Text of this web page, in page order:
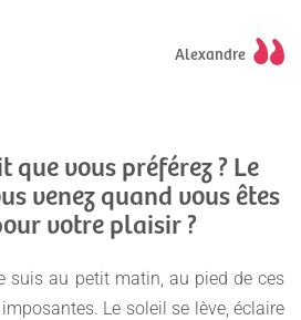
Alexandre
que vous préférez ? Le
venez quand vous êtes
votre plaisir ?
suis au petit matin, au pied de ces
Le soleil se lève, éclaire